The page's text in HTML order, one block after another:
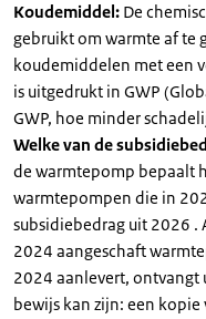
Koudemiddel: De
gebruikt om warmte af te
koudemiddelen met een
is uitgedrukt in GWP
GWP, hoe minder
Welke van de
de warmtepomp bepaalt
warmtepompen die in
subsidiebedrag uit 2026 .
2024 aangeschaft
2024 aanlevert, ontvangt
bewijs kan zijn: een